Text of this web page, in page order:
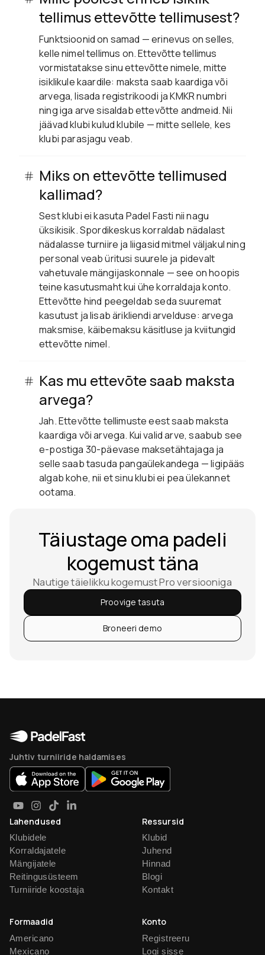
tellimus ettevõtte tellimusest?
Funktsioonid on samad — erinevus on selles,
kelle nimel tellimus on. Ettevõtte tellimus
vormistatakse sinu ettevõtte nimele, mitte
isiklikule kaardile: maksta saab kaardiga või
arvega, lisada registrikoodi ja KMKR numbri
ning iga arve sisaldab ettevõtte andmeid. Nii
jäävad klubi kulud klubile — mitte sellele, kes
klubi parasjagu veab.
Miks on ettevõtte tellimused
kallimad?
Sest klubi ei kasuta Padel Fasti nii nagu
üksikisik. Spordikeskus korraldab nädalast
nädalasse turniire ja liigasid mitmel väljakul ning
personal veab üritusi suurele ja pidevalt
vahetuvale mängijaskonnale — see on hoopis
teine kasutusmaht kui ühe korraldaja konto.
Ettevõtte hind peegeldab seda suuremat
kasutust ja lisab ärikliendi arvelduse: arvega
maksmise, käibemaksu käsitluse ja kviitungid
ettevõtte nimel.
Kas mu ettevõte saab maksta
arvega?
Jah. Ettevõtte tellimuste eest saab maksta
kaardiga või arvega. Kui valid arve, saabub see
e-postiga 30-päevase maksetähtajaga ja
selle saab tasuda pangaülekandega — ligipääs
algab kohe, nii et sinu klubi ei pea ülekannet
ootama.
Täiustage oma padeli
kogemust täna
Nautige täielikku kogemust Pro versiooniga
Proovige tasuta
Broneeri demo
Juhtiv turniiride haldamises
Lahendused
Klubidele
Korraldajatele
Mängijatele
Reitingusüsteem
Turniiride koostaja
Ressursid
Klubid
Juhend
Hinnad
Blogi
Kontakt
Formaadid
Americano
Mexicano
Konto
Registreeru
Logi sisse